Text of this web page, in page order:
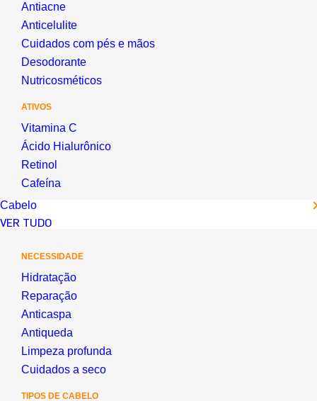
Antiacne
Anticelulite
Cuidados com pés e mãos
Desodorante
Nutricosméticos
ATIVOS
Vitamina C
Ácido Hialurônico
Retinol
Cafeína
Cabelo
VER TUDO
NECESSIDADE
Hidratação
Reparação
Anticaspa
Antiqueda
Limpeza profunda
Cuidados a seco
TIPOS DE CABELO